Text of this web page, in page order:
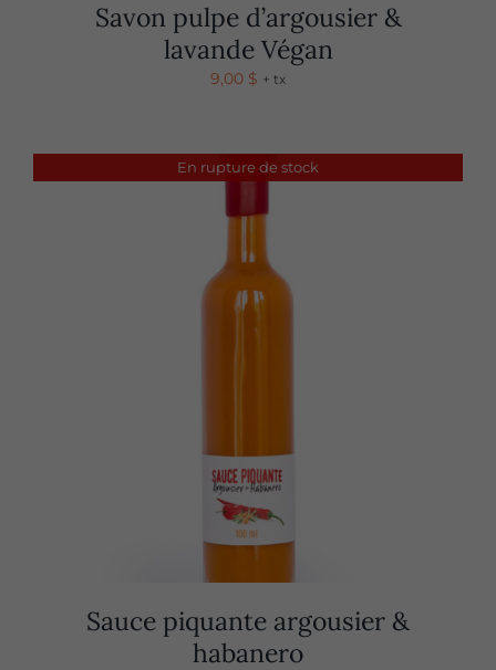
Savon pulpe d’argousier &
lavande Végan
9,00 $ + tx
En rupture de stock
Sauce piquante argousier &
habanero